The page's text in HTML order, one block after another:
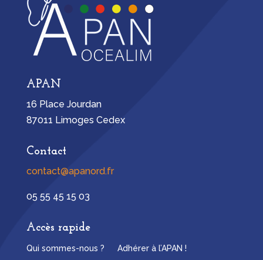
APAN
16 Place Jourdan
87011 Limoges Cedex
Contact
contact@apanord.fr
05 55 45 15 03
Accès rapide
Qui sommes-nous ? Adhérer à l’APAN !